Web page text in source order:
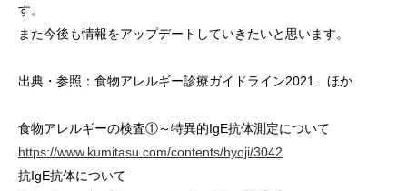
す。
また今後も情報をアップデートしていきたいと思います。
出典・参照：食物アレルギー診療ガイドライン2021 ほか
食物アレルギーの検査①～特異的IgE抗体測定について
https://www.kumitasu.com/contents/hyoji/3042
抗IgE抗体について